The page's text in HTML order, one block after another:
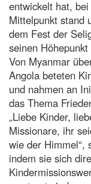
entwickelt hat,
Mittelpunkt stand
dem Fest der
seinen
Von Myanmar
Angola beteten
und nahmen an
das Thema
„Liebe Kinder,
Missionare, ihr
wie der Himmel“,
indem sie sich